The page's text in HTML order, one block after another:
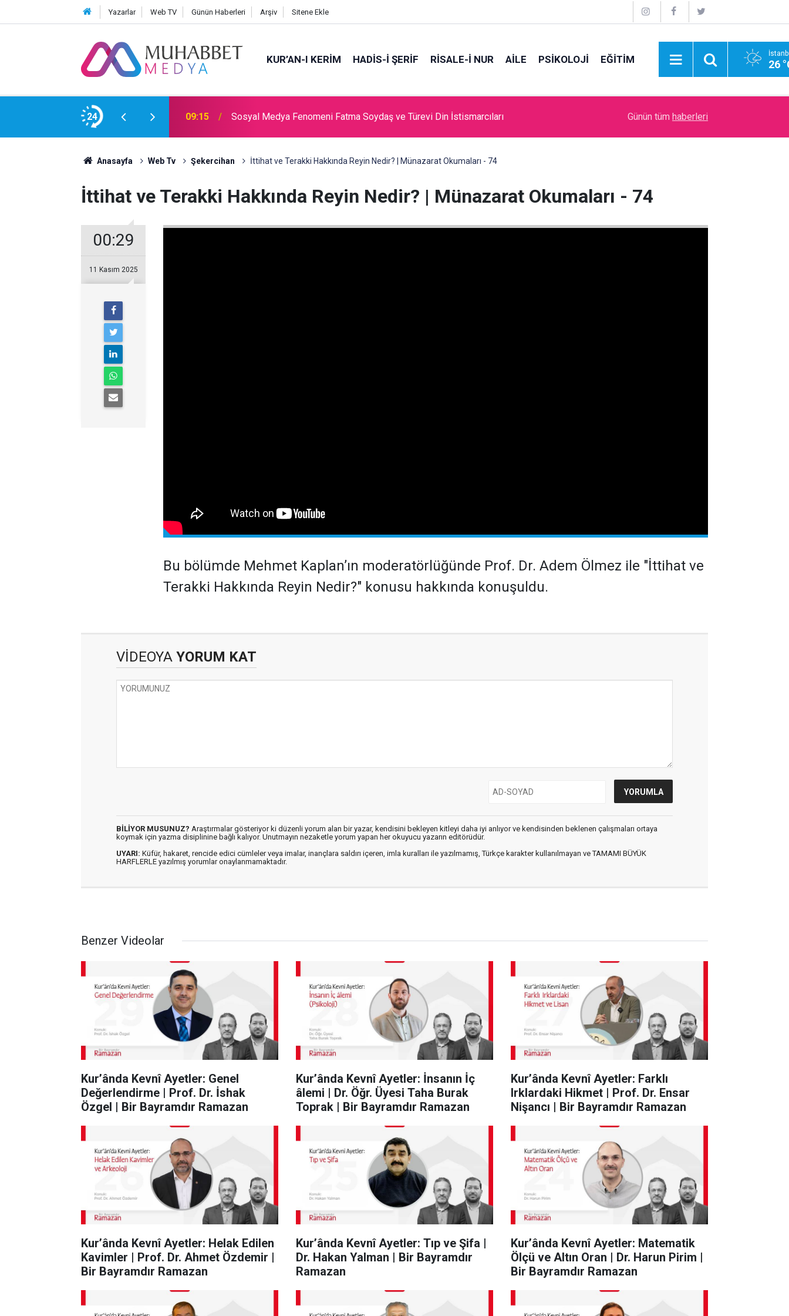
Yazarlar Web TV Günün Haberleri Arşiv Sitene Ekle
KUR’AN-I KERİM HADİS-İ ŞERİF RİSALE-İ NUR AİLE PSİKOLOJİ EĞİTİM 26
24 09:15 Sosyal Medya Fenomeni Fatma Soydaş ve Türevi Din İstismarcıları Sanal Medyanın Dijital Savaş Alanı ve İtibar
Günün tüm haberleri
Anasayfa Web Tv Şekercihan İttihat ve Terakki Hakkında Reyin Nedir? | Münazarat Okumaları - 74
İttihat ve Terakki Hakkında Reyin Nedir? | Münazarat Okumaları - 74
00:29
11 Kasım 2025
Bu bölümde Mehmet Kaplan’ın moderatörlüğünde Prof. Dr. Adem Ölmez ile "İttihat ve
Terakki Hakkında Reyin Nedir?" konusu hakkında konuşuldu.
VİDEOYA YORUM KAT
BİLİYOR MUSUNUZ? Araştırmalar gösteriyor ki düzenli yorum alan bir yazar, kendisini bekleyen kitleyi daha iyi anlıyor ve kendisinden beklenen çalışmaları ortaya
koymak için yazma disiplinine bağlı kalıyor. Unutmayın nezaketle yorum yapan her okuyucu yazarın editörüdür.
UYARI: Küfür, hakaret, rencide edici cümleler veya imalar, inançlara saldırı içeren, imla kuralları ile yazılmamış, Türkçe karakter kullanılmayan ve TAMAMI BÜYÜK
HARFLERLE yazılmış yorumlar onaylanmamaktadır.
Benzer Videolar
Kur’ânda Kevnî Ayetler: Genel
Değerlendirme | Prof. Dr. İshak
Özgel | Bir Bayramdır Ramazan
Kur’ânda Kevnî Ayetler: İnsanın İç
âlemi | Dr. Öğr. Üyesi Taha Burak
Toprak | Bir Bayramdır Ramazan
Kur’ânda Kevnî Ayetler: Farklı
Irklardaki Hikmet | Prof. Dr. Ensar
Nişancı | Bir Bayramdır Ramazan
Kur’ânda Kevnî Ayetler: Helak Edilen
Kavimler | Prof. Dr. Ahmet Özdemir |
Bir Bayramdır Ramazan
Kur’ânda Kevnî Ayetler: Tıp ve Şifa |
Dr. Hakan Yalman | Bir Bayramdır
Ramazan
Kur’ânda Kevnî Ayetler: Matematik
Ölçü ve Altın Oran | Dr. Harun Pirim |
Bir Bayramdır Ramazan